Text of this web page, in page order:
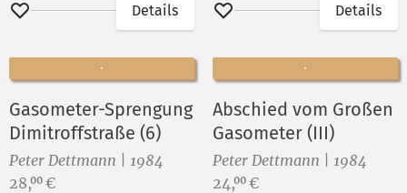
Merken
Details
Merken
Details
Gasometer-Sprengung
Dimitroffstraße (6)
Peter Dettmann | 1984
Preis:
28,00 €
Abschied vom Großen
Gasometer (III)
Peter Dettmann | 1984
Preis:
24,00 €